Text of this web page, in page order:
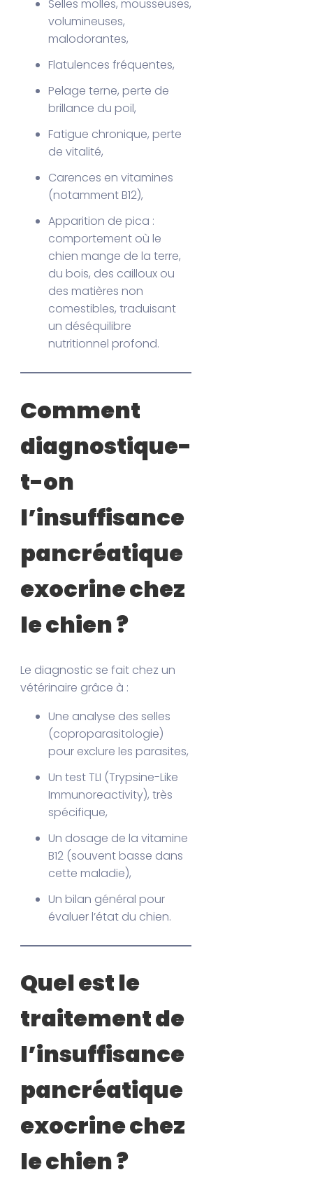
Selles molles, mousseuses,
volumineuses,
malodorantes,
Flatulences fréquentes,
Pelage terne, perte de
brillance du poil,
Fatigue chronique, perte
de vitalité,
Carences en vitamines
(notamment B12),
Apparition de pica :
comportement où le
chien mange de la terre,
du bois, des cailloux ou
des matières non
comestibles, traduisant
un déséquilibre
nutritionnel profond.
Comment
diagnostique-
t-on
l’insuffisance
pancréatique
exocrine chez
le chien ?
Le diagnostic se fait chez un
vétérinaire grâce à :
Une analyse des selles
(coproparasitologie)
pour exclure les parasites,
Un test TLI (Trypsine-Like
Immunoreactivity), très
spécifique,
Un dosage de la vitamine
B12 (souvent basse dans
cette maladie),
Un bilan général pour
évaluer l’état du chien.
Quel est le
traitement de
l’insuffisance
pancréatique
exocrine chez
le chien ?